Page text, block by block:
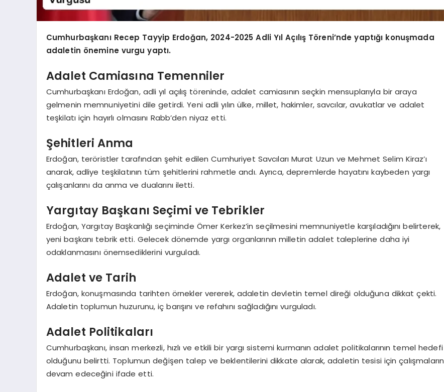
Cumhurbaşkanı Recep Tayyip Erdoğan, 2024-2025 Adli Yıl Açılış Töreni’nde yaptığı konuşmada
adaletin önemine vurgu yaptı.
Adalet Camiasına Temenniler
Cumhurbaşkanı Erdoğan, adli yıl açılış töreninde, adalet camiasının seçkin mensuplarıyla bir araya
gelmenin memnuniyetini dile getirdi. Yeni adli yılın ülke, millet, hakimler, savcılar, avukatlar ve adalet
teşkilatı için hayırlı olmasını Rabb’den niyaz etti.
Şehitleri Anma
Erdoğan, teröristler tarafından şehit edilen Cumhuriyet Savcıları Murat Uzun ve Mehmet Selim Kiraz’ı
anarak, adliye teşkilatının tüm şehitlerini rahmetle andı. Ayrıca, depremlerde hayatını kaybeden yargı
çalışanlarını da anma ve dualarını iletti.
Yargıtay Başkanı Seçimi ve Tebrikler
Erdoğan, Yargıtay Başkanlığı seçiminde Ömer Kerkez’in seçilmesini memnuniyetle karşıladığını belirterek,
yeni başkanı tebrik etti. Gelecek dönemde yargı organlarının milletin adalet taleplerine daha iyi
odaklanmasını önemsediklerini vurguladı.
Adalet ve Tarih
Erdoğan, konuşmasında tarihten örnekler vererek, adaletin devletin temel direği olduğuna dikkat çekti.
Adaletin toplumun huzurunu, iç barışını ve refahını sağladığını vurguladı.
Adalet Politikaları
Cumhurbaşkanı, insan merkezli, hızlı ve etkili bir yargı sistemi kurmanın adalet politikalarının temel hedefi
olduğunu belirtti. Toplumun değişen talep ve beklentilerini dikkate alarak, adaletin tesisi için çalışmaların
devam edeceğini ifade etti.